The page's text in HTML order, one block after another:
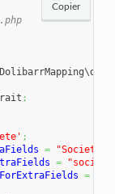
;
;
= "Societe"
=
=
Copier